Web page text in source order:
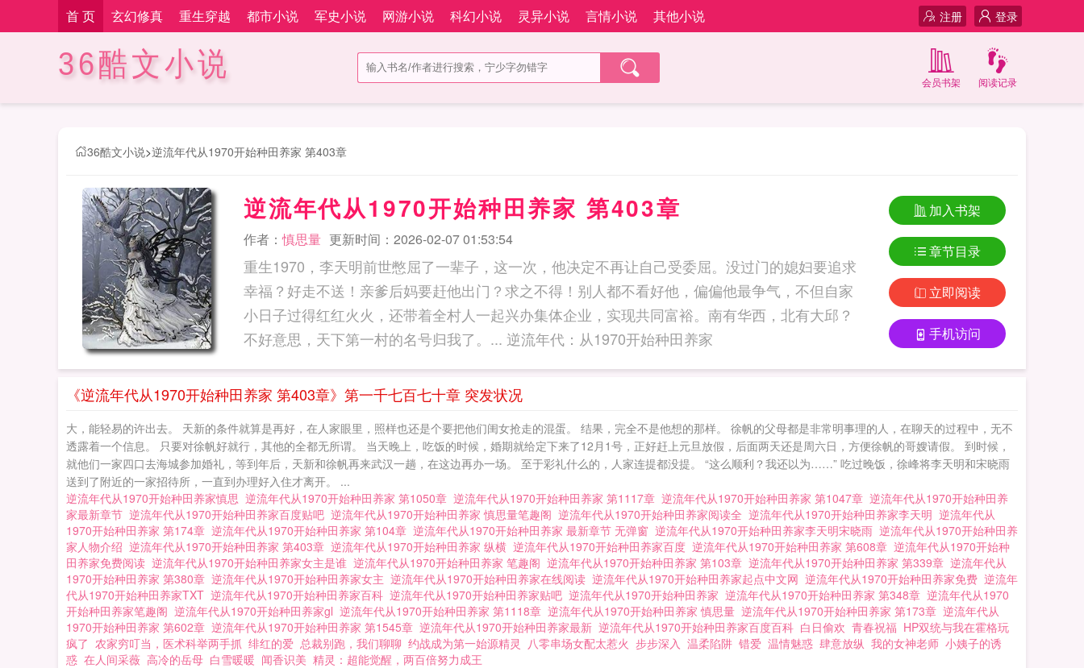
首 页 玄幻修真 重生穿越 都市小说 军史小说 网游小说 科幻小说 灵异小说 言情小说 其他小说 登录
注册
36酷文小说 阅读记录
会员书架
36酷文小说>逆流年代从1970开始种田养家 第403章
逆流年代从1970开始种田养家 第403章
作者：慎思量 更新时间：2026-02-07 01:53:54
重生1970，李天明前世憋屈了一辈子，这一次，他决定不再让自己受委屈。没过门的媳妇要追求
幸福？好走不送！亲爹后妈要赶他出门？求之不得！别人都不看好他，偏偏他最争气，不但自家
小日子过得红红火火，还带着全村人一起兴办集体企业，实现共同富裕。南有华西，北有大邱？
不好意思，天下第一村的名号归我了。... 逆流年代：从1970开始种田养家
加入书架
章节目录
立即阅读
手机访问
《逆流年代从1970开始种田养家 第403章》第一千七百七十章 突发状况
大，能轻易的许出去。 天新的条件就算是再好，在人家眼里，照样也还是个要把他们闺女抢走的混蛋。 结果，完全不是他想的那样。 徐帆的父母都是非常明事理的人，在聊天的过程中，无不
透露着一个信息。 只要对徐帆好就行，其他的全都无所谓。 当天晚上，吃饭的时候，婚期就给定下来了12月1号，正好赶上元旦放假，后面两天还是周六日，方便徐帆的哥嫂请假。 到时候，
就他们一家四口去海城参加婚礼，等到年后，天新和徐帆再来武汉一趟，在这边再办一场。 至于彩礼什么的，人家连提都没提。 “这么顺利？我还以为……” 吃过晚饭，徐峰将李天明和宋晓雨
送到了附近的一家招待所，一直到办理好入住才离开。 ...
逆流年代从1970开始种田养家慎思 逆流年代从1970开始种田养家 第1050章 逆流年代从1970开始种田养家 第1117章 逆流年代从1970开始种田养家 第1047章 逆流年代从1970开始种田养
家最新章节 逆流年代从1970开始种田养家百度贴吧 逆流年代从1970开始种田养家 慎思量笔趣阁 逆流年代从1970开始种田养家阅读全 逆流年代从1970开始种田养家李天明 逆流年代从
1970开始种田养家 第174章 逆流年代从1970开始种田养家 第104章 逆流年代从1970开始种田养家 最新章节 无弹窗 逆流年代从1970开始种田养家李天明宋晓雨 逆流年代从1970开始种田养
家人物介绍 逆流年代从1970开始种田养家 第403章 逆流年代从1970开始种田养家 纵横 逆流年代从1970开始种田养家百度 逆流年代从1970开始种田养家 第608章 逆流年代从1970开始种
田养家免费阅读 逆流年代从1970开始种田养家女主是谁 逆流年代从1970开始种田养家 笔趣阁 逆流年代从1970开始种田养家 第103章 逆流年代从1970开始种田养家 第339章 逆流年代从
1970开始种田养家 第380章 逆流年代从1970开始种田养家女主 逆流年代从1970开始种田养家在线阅读 逆流年代从1970开始种田养家起点中文网 逆流年代从1970开始种田养家免费 逆流年
代从1970开始种田养家TXT 逆流年代从1970开始种田养家百科 逆流年代从1970开始种田养家贴吧 逆流年代从1970开始种田养家 逆流年代从1970开始种田养家 第348章 逆流年代从1970
开始种田养家笔趣阁 逆流年代从1970开始种田养家gl 逆流年代从1970开始种田养家 第1118章 逆流年代从1970开始种田养家 慎思量 逆流年代从1970开始种田养家 第173章 逆流年代从
1970开始种田养家 第602章 逆流年代从1970开始种田养家 第1545章 逆流年代从1970开始种田养家最新 逆流年代从1970开始种田养家百度百科 白日偷欢 青春祝福 HP双统与我在霍格玩
疯了 农家穷叮当，医术科举两手抓 绯红的爱 总裁别跑，我们聊聊 约战成为第一始源精灵 八零串场女配太惹火 步步深入 温柔陷阱 错爱 温情魅惑 肆意放纵 我的女神老师 小姨子的诱
惑 在人间采薇 高冷的岳母 白雪暖暖 闻香识美 精灵：超能觉醒，两百倍努力成王